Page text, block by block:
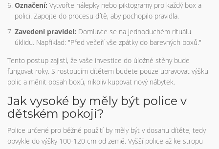
Označení: Vytvořte nálepky nebo piktogramy pro každý box a
polici. Zapojte do procesu dítě, aby pochopilo pravidla.
Zavedení pravidel: Domluvte se na jednoduchém rituálu
úklidu. Například: "Před večeří vše zpátky do barevných boxů."
Tento postup zajistí, že vaše investice do úložné stěny bude
fungovat roky. S rostoucím dítětem budete pouze upravovat výšku
polic a měnit obsah boxů, nikoliv kupovat nový nábytek.
Jak vysoké by měly být police v
dětském pokoji?
Police určené pro běžné použití by měly být v dosahu dítěte, tedy
obvykle do výšky 100-120 cm od země. Vyšší police až ke stropu